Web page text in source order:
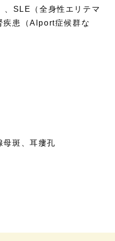
、SLE（全身性エリテマ
疾患（Alport症候群な
母斑、耳瘻孔